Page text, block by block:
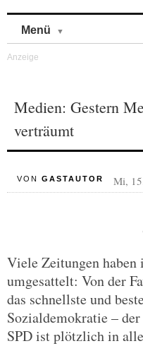
Menü
Medien: Gestern
verträumt
VON GASTAUTOR Mi,
Viele Zeitungen
umgesattelt: Von der
das schnellste und
Sozialdemokratie –
SPD ist plötzlich in